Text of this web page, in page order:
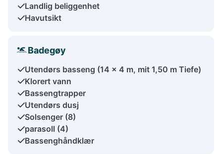
Landlig beliggenhet
Havutsikt
Badegøy
Utendørs basseng (14 x 4 m, mit 1,50 m Tiefe)
Klorert vann
Bassengtrapper
Utendørs dusj
Solsenger (8)
parasoll (4)
Bassenghåndklær